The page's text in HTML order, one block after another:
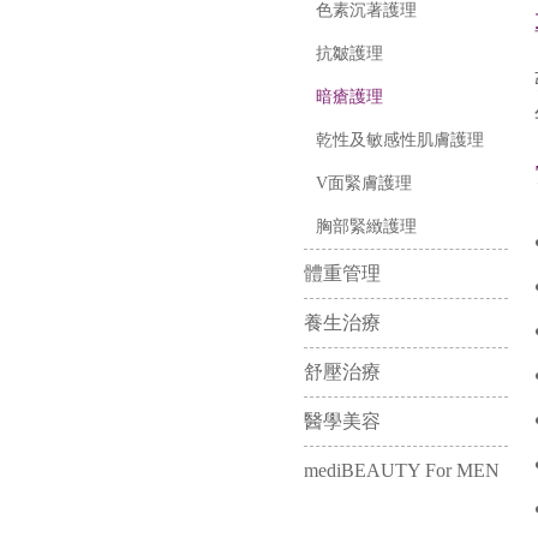
色素沉著護理
抗皺護理
暗瘡護理
乾性及敏感性肌膚護理
V面緊膚護理
胸部緊緻護理
體重管理
養生治療
舒壓治療
醫學美容
mediBEAUTY For MEN